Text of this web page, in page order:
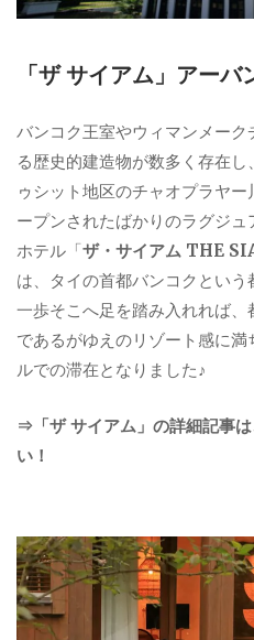
「ザ サイアム」アー
バンコク王室やウィマンメー
る歴史的建造物が数多く存在
ゥシット地区のチャオプラヤー
ープンされたばかりのラグジ
ホテル「ザ・サイアム THE
は、タイの首都バンコクという
一歩そこへ足を踏み入れれば
であるがゆえのリゾート感に
ルでの滞在となりました♪
⇒「ザ サイアム」の詳細記事
い！